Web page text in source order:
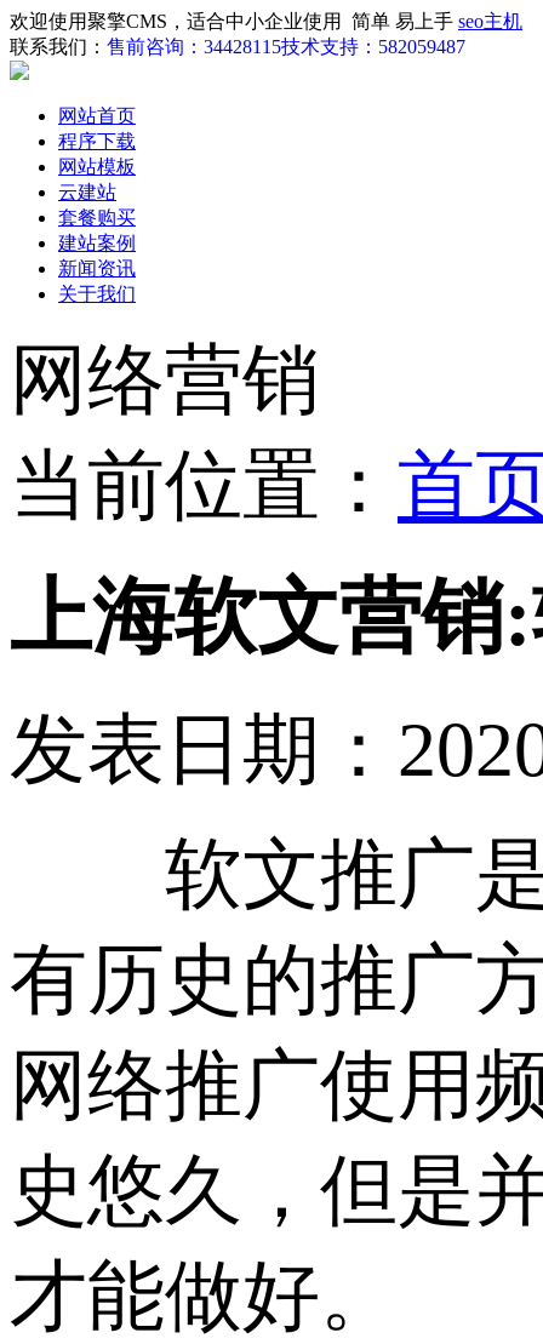
欢迎使用聚擎CMS，适合中小企业使用 简单 易上手 seo主机
联系我们： 售前咨询：34428115技术支持：582059487
网站首页
程序下载
网站模板
云建站
套餐购买
建站案例
新闻资讯
关于我们
网络营销
当前位置： 首
上海软文营销
发表日期：
软文推广是
有历史的推广
网络推广使用
史悠久，但是
才能做好。